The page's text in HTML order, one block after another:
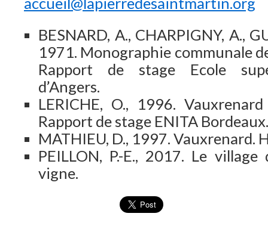
BESNARD, A., CHARPIGNY, A.,
1971. Monographie communale
Rapport de stage Ecole
d’Angers.
LERICHE, O., 1996.
Rapport de stage ENITA Bordeaux.
MATHIEU, D., 1997. Vauxrenard.
PEILLON, P.-E., 2017. Le
vigne.